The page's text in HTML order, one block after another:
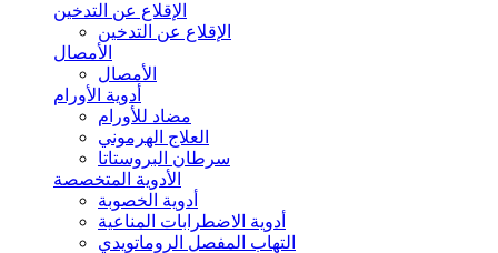
الإقلاع عن التدخين
الإقلاع عن التدخين
الأمصال
الأمصال
أدوية الأورام
مضاد للأورام
العلاج الهرموني
سرطان البروستاتا
الأدوية المتخصصة
أدوية الخصوبة
أدوية الاضطرابات المناعية
التهاب المفصل الروماتويدي